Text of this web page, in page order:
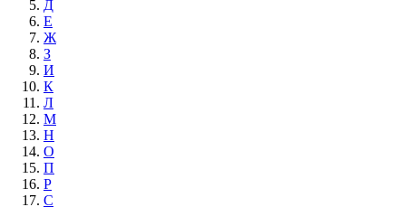
Д
Е
Ж
З
И
К
Л
М
Н
О
П
Р
С